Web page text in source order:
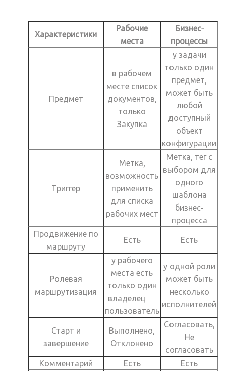
Характеристики
Рабочие
места
Бизнес-
процессы
Предмет
в рабочем
месте список
документов,
только
Закупка
у задачи
только один
предмет,
может быть
любой
доступный
объект
конфигурации
Триггер
Метка,
возможность
применить
для списка
рабочих мест
Метка, тег с
выбором для
одного
шаблона
бизнес-
процесса
Продвижение по
маршруту
Есть Есть
Ролевая
маршрутизация
у рабочего
места есть
только один
владелец —
пользователь
у одной роли
может быть
несколько
исполнителей
Старт и
завершение
Выполнено,
Отклонено
Согласовать,
Не
согласовать
Комментарий
Есть
Есть